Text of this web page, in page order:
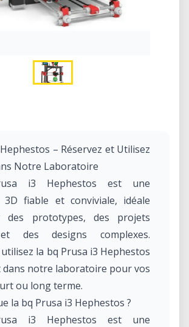
– Réservez et Utilisez
Notre Laboratoire
i3 Hephestos est une
3D fiable et conviviale, idéale
des prototypes, des projets
des designs complexes.
la bq Prusa i3 Hephestos
dans notre laboratoire pour vos
ou long terme.
la bq Prusa i3 Hephestos ?
i3 Hephestos est une